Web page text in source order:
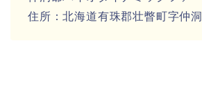
住所：北海道有珠郡壮瞥町字仲